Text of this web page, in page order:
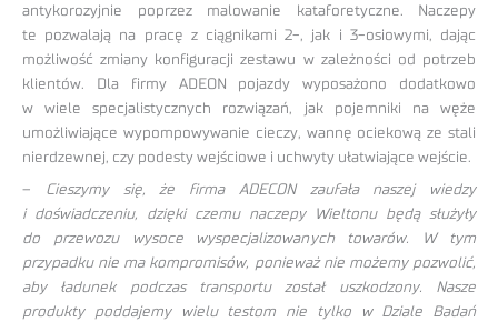
antykorozyjnie poprzez malowanie kataforetyczne. Naczepy
te pozwalają na pracę z ciągnikami 2-, jak i 3-osiowymi, dając
możliwość zmiany konfiguracji zestawu w zależności od potrzeb
klientów. Dla firmy ADEON pojazdy wyposażono dodatkowo
w wiele specjalistycznych rozwiązań, jak pojemniki na węże
umożliwiające wypompowywanie cieczy, wannę ociekową ze stali
nierdzewnej, czy podesty wejściowe i uchwyty ułatwiające wejście.
– Cieszymy się, że firma ADECON zaufała naszej wiedzy
i doświadczeniu, dzięki czemu naczepy Wieltonu będą służyły
do przewozu wysoce wyspecjalizowanych towarów. W tym
przypadku nie ma kompromisów, ponieważ nie możemy pozwolić,
aby ładunek podczas transportu został uszkodzony. Nasze
produkty poddajemy wielu testom nie tylko w Dziale Badań